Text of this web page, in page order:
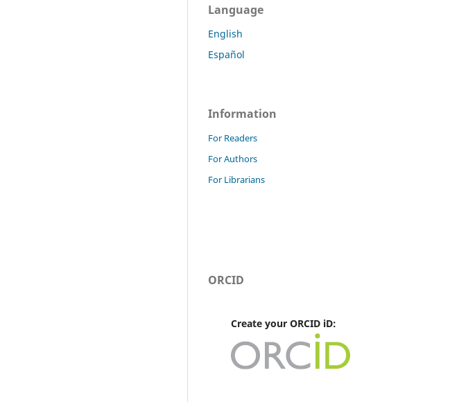
Language
English
Español
Information
For Readers
For Authors
For Librarians
ORCID
Create your ORCID iD: